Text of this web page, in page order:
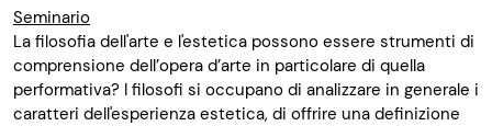
Seminario
La filosofia dell'arte e l'estetica possono essere strumenti di
comprensione dell’opera d’arte in particolare di quella
performativa? I filosofi si occupano di analizzare in generale i
caratteri dell'esperienza estetica, di offrire una definizione